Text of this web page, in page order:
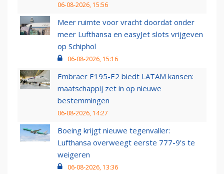
06-08-2026, 15:56
Meer ruimte voor vracht doordat onder
meer Lufthansa en easyJet slots vrijgeven
op Schiphol
06-08-2026, 15:16
Embraer E195-E2 biedt LATAM kansen:
maatschappij zet in op nieuwe
bestemmingen
06-08-2026, 14:27
Boeing krijgt nieuwe tegenvaller:
Lufthansa overweegt eerste 777-9’s te
weigeren
06-08-2026, 13:36